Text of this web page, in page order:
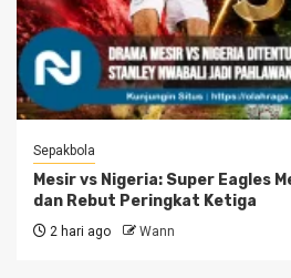
Sepakbola
Mesir vs Nigeria: Super Eagles
dan Rebut Peringkat Ketiga
2 hari ago Wann